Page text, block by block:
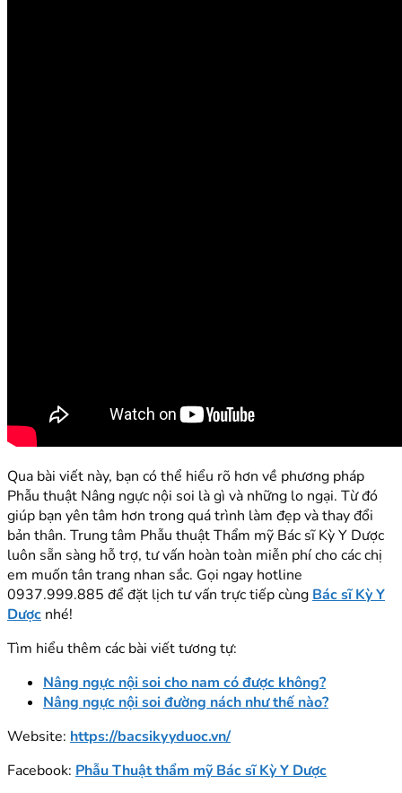
Qua bài viết này, bạn có thể hiểu rõ hơn về phương pháp
Phẫu thuật Nâng ngực nội soi là gì và những lo ngại. Từ đó
giúp bạn yên tâm hơn trong quá trình làm đẹp và thay đổi
bản thân. Trung tâm Phẫu thuật Thẩm mỹ Bác sĩ Kỳ Y Dược
luôn sẵn sàng hỗ trợ, tư vấn hoàn toàn miễn phí cho các chị
em muốn tân trang nhan sắc. Gọi ngay hotline
0937.999.885 để đặt lịch tư vấn trực tiếp cùng Bác sĩ Kỳ Y
Dược nhé!
Tìm hiểu thêm các bài viết tương tự:
Nâng ngực nội soi cho nam có được không?
Nâng ngực nội soi đường nách như thế nào?
Website: https://bacsikyyduoc.vn/
Facebook: Phẫu Thuật thẩm mỹ Bác sĩ Kỳ Y Dược